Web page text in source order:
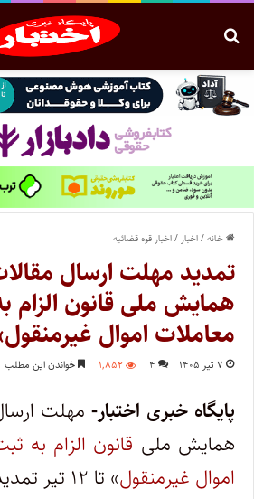
خانه/اخبار /اخبار قوه قضائیه
تمدید مهلت ارسال
همایش ملی قانون
معاملات اموال
۷ تیر ۱۴۰۵ ۴ ۱,۸۵۲ خواندن این مطلب 1 دقیقه زمان میبرد
پایگاه خبری اختبار- مهلت
همایش ملی قانون الزام به
اموال غیرمنقول» تا ۱۲ تیر تمدید شد.